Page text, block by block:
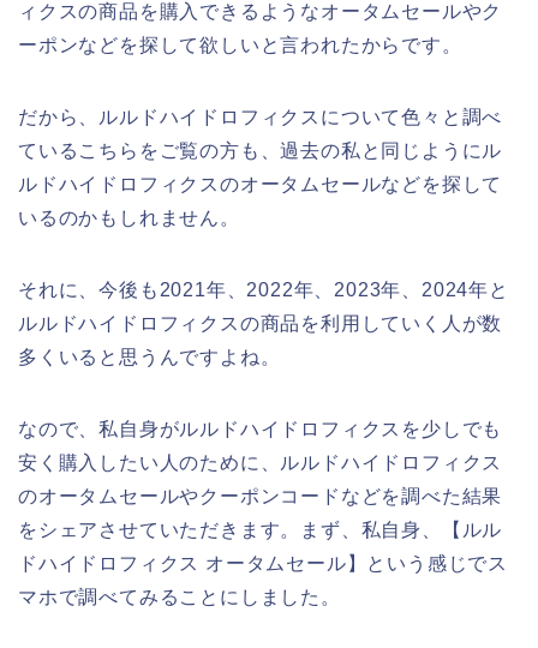
ィクスの商品を購入できるようなオータムセールやク
ーポンなどを探して欲しいと言われたからです。
だから、ルルドハイドロフィクスについて色々と調べ
ているこちらをご覧の方も、過去の私と同じようにル
ルドハイドロフィクスのオータムセールなどを探して
いるのかもしれません。
それに、今後も2021年、2022年、2023年、2024年と
ルルドハイドロフィクスの商品を利用していく人が数
多くいると思うんですよね。
なので、私自身がルルドハイドロフィクスを少しでも
安く購入したい人のために、ルルドハイドロフィクス
のオータムセールやクーポンコードなどを調べた結果
をシェアさせていただきます。まず、私自身、【ルル
ドハイドロフィクス オータムセール】という感じでス
マホで調べてみることにしました。